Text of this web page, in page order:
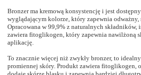
Bronzer ma kremową konsystencję i jest
wyglądającym kolorze, który zapewnia odważny,
Opracowana w 99,9% z naturalnych składników,
zawiera fitoglikogen, który zapewnia nawilżoną
aplikację.
To znacznie więcej niż zwykły bronzer, to
promiennej skóry. Produkt zawiera fitoglikogen,